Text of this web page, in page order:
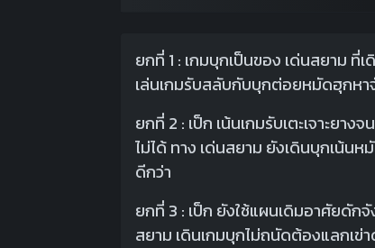
ยกที่ 1 : เกมบุกเป็นของ เด่นสยาม ที่
เล่นเกมรับสลับกับบุกต่อยหมัดฮุกหา
ยกที่ 2 : เป็ก เน้นเกมรับเตะเจาะยา
ไม่ได้ ทาง เด่นสยาม ยังเดินบุกเน้นห
ดีกว่า
ยกที่ 3 : เป็ก ยังใช้แผนเดิมอาศัยดักจั
สยาม เดินเกมบุกไม่ถนัดต้องแลกเ